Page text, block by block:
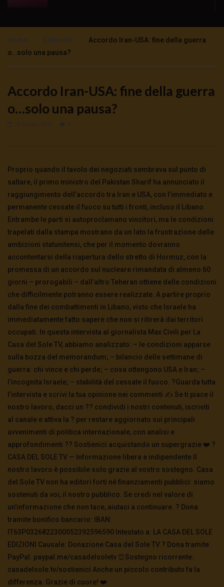
COLONIALE
0
1.6K
Accordo Iran-USA: fine della guerra
o…solo una pausa?
Accordo Iran-USA: fine della guerra
o…solo una pausa?
Proprio quando il tavolo dei negoziati sembrava sul punto di
saltare, il primo ministro del Pakistan Sharif ha annunciato il
raggiungimento dell’accordo tra Iran e USA, con l’immediato e
permanente cessate il fuoco su tutti i fronti, incluso il Libano.
Entrambe le parti si autoproclamano vincitori, ma le condizioni
trapelati dalla stampa mostrano da un lato la frustrazione delle
ambizioni statunitensi, che per il momento dovranno
accontentarsi della riapertura dello stretto di Hormuz, con la
promessa di un accordo sul nucleare rimandata di almeno 60
giorni – prorogabili – dall’altro Teheran ottiene delle condizioni
che difficilmente potranno essere realizzate. A partire proprio
dalla fine dei combattimenti in Libano, visto che Israele ha
immediatamente fatto sapere che non si ritirerà dai territori
occupati. In questa intervista al giornalista Max Civili per La
Casa del Sole TV, abbiamo analizzato: – le condizioni apparse
sulla bozza del memorandum; – bilancio delle settimane di
guerra: chi vince e chi perde; – cosa ottengono USA e Iran; –
l’incognita Israele; – stabilità del cessate il fuoco. ?️Guarda tutta
l’intervista e scrivi la tua opinione nei commenti ✍️ Se ti piace il
nostro lavoro, dacci un ?? condividi i nostri contenuti, iscriviti
al canale e attiva la ? per restare aggiornato sui principali
avvenimenti di politica internazionale, con analisi e
approfondimenti ?? Sostienici acquistando un supergrazie ❤️ ?
CASA DEL SOLE TV — Informazione libera e indipendente Il
nostro lavoro è possibile solo grazie al vostro sostegno. Casa
del Sole TV non ha editori forti né finanziamenti pubblici: siamo
sostenuti da voi, il nostro pubblico. Se credi nel valore di
un’informazione che non tace, aiutaci a continuare. ? Dona
tramite bonifico bancario: IBAN:
IT63P0326822300052392596590 Intestato a: LA CASA DEL SOLE
EDIZIONI Causale: Donazione Casa del Sole TV ?️ Dona tramite
PayPal: paypal.me/casadelsoletv ⏰Sostegno ricorrente:
casadelsole.tv/sostienici Anche un piccolo contributo fa la
differenza. Grazie di cuore! ❤️